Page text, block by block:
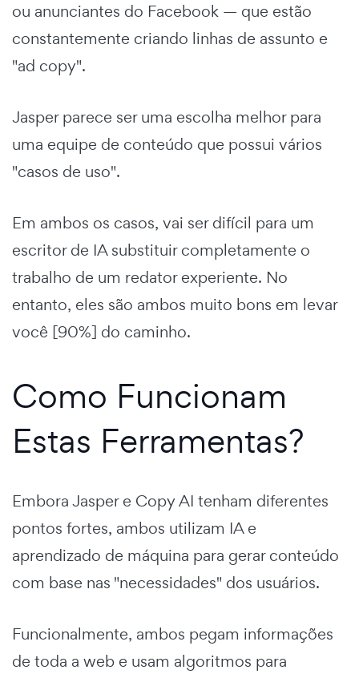
ou anunciantes do Facebook — que estão
constantemente criando linhas de assunto e
"ad copy".
Jasper parece ser uma escolha melhor para
uma equipe de conteúdo que possui vários
"casos de uso".
Em ambos os casos, vai ser difícil para um
escritor de IA substituir completamente o
trabalho de um redator experiente. No
entanto, eles são ambos muito bons em levar
você [90%] do caminho.
Como Funcionam
Estas Ferramentas?
Embora Jasper e Copy AI tenham diferentes
pontos fortes, ambos utilizam IA e
aprendizado de máquina para gerar conteúdo
com base nas "necessidades" dos usuários.
Funcionalmente, ambos pegam informações
de toda a web e usam algoritmos para